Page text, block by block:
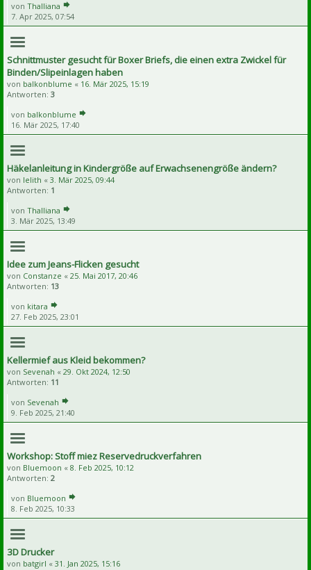
von Thalliana
7. Apr 2025, 07:54
Schnittmuster gesucht für Boxer Briefs, die einen extra Zwickel für
Binden/Slipeinlagen haben
von balkonblume « 16. Mär 2025, 15:19
Antworten: 3
von balkonblume
16. Mär 2025, 17:40
Häkelanleitung in Kindergröße auf Erwachsenengröße ändern?
von lelith « 3. Mär 2025, 09:44
Antworten: 1
von Thalliana
3. Mär 2025, 13:49
Idee zum Jeans-Flicken gesucht
von Constanze « 25. Mai 2017, 20:46
Antworten: 13
von kitara
27. Feb 2025, 23:01
Kellermief aus Kleid bekommen?
von Sevenah « 29. Okt 2024, 12:50
Antworten: 11
von Sevenah
9. Feb 2025, 21:40
Workshop: Stoff miez Reservedruckverfahren
von Bluemoon « 8. Feb 2025, 10:12
Antworten: 2
von Bluemoon
8. Feb 2025, 10:33
3D Drucker
von batgirl « 31. Jan 2025, 15:16